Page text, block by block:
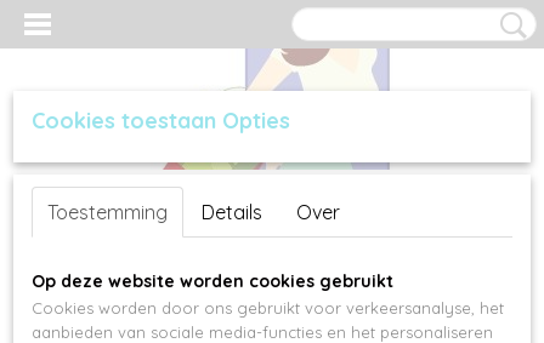
Inloggen Registreren
Cookies toestaan Opties
Toestemming Details Over
Op deze website worden cookies gebruikt
Cookies worden door ons gebruikt voor verkeersanalyse, het
aanbieden van sociale media-functies en het personaliseren